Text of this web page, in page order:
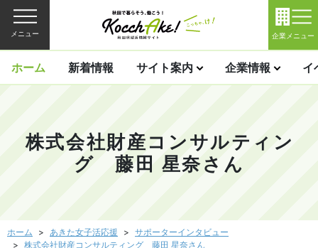
メニュー 企業メニュー
ホーム 新着情報 サイト案内 企業情報 イ
株式会社財産コンサルティン
グ 藤田 星奈さん
ホーム あきた女子活応援
サポーターインタビュー
株式会社財産コンサルティング 藤田 星奈さん